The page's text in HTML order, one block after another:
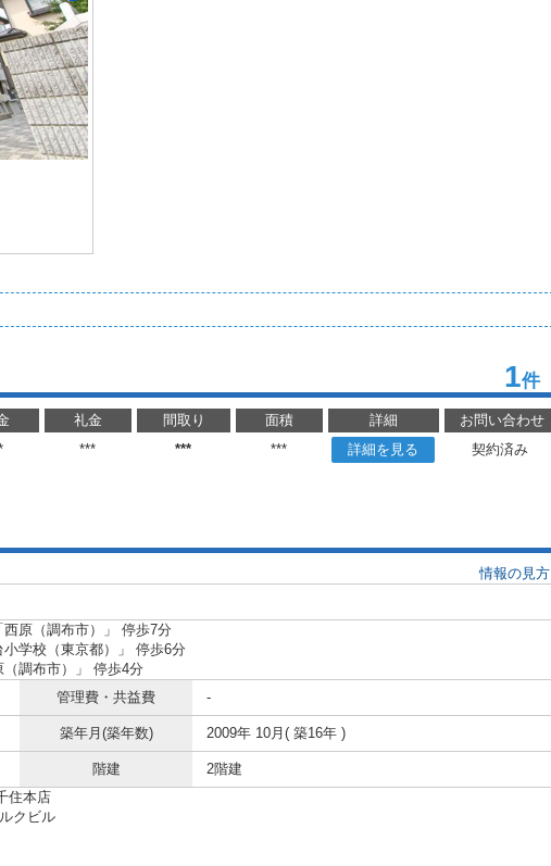
1件
礼金 間取り 面積 詳細
お問い合わせ
*** *** *** 詳細を見る
契約済み
情報の見方
西原（調布市）」 停歩7分
小学校（東京都）」 停歩6分
（調布市）」 停歩4分
管理費・共益費 -
築年月(築年数) 2009年 10月( 築16年 )
階建 2階建
住本店
クビル